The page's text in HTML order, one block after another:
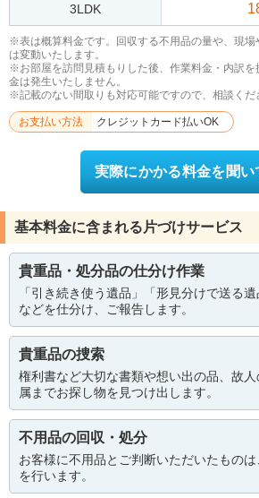
3LDK
※表は概算料金です。回収する不用品の量や、現場
は変動いたします。
※お部屋を訪問見積もりした後、作業料金・内訳を
金は発生いたしません。
※記載のない間取りも対応可能ですので、相談くだ
お支払い方法 クレジットカード払いOK
実際にかかる料金を聞い
基本料金に含まれる片づけサービス
貴重品・処分品の仕分け作業
「引き続き使う遺品」「形見分けで送る
などを仕分け、ご報告します。
貴重品の捜索
権利書など大切な書類や想い出の品、故
属までお探し物を見つけ出します。
不用品の回収・処分
お客様に不用品とご判断いただいたもの
を行います。